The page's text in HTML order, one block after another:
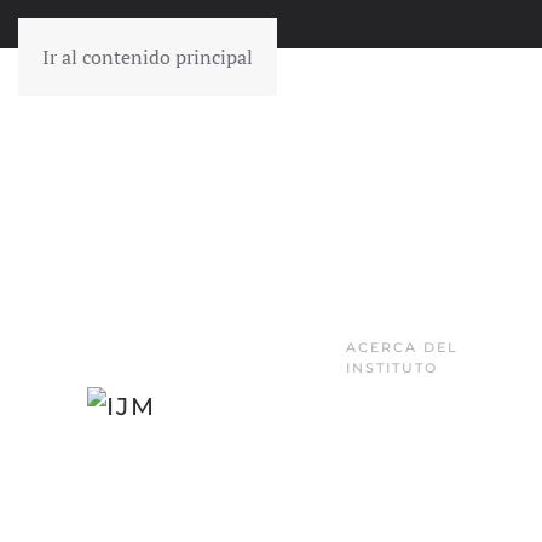
Ir al contenido principal
ACERCA DEL
INSTITUTO